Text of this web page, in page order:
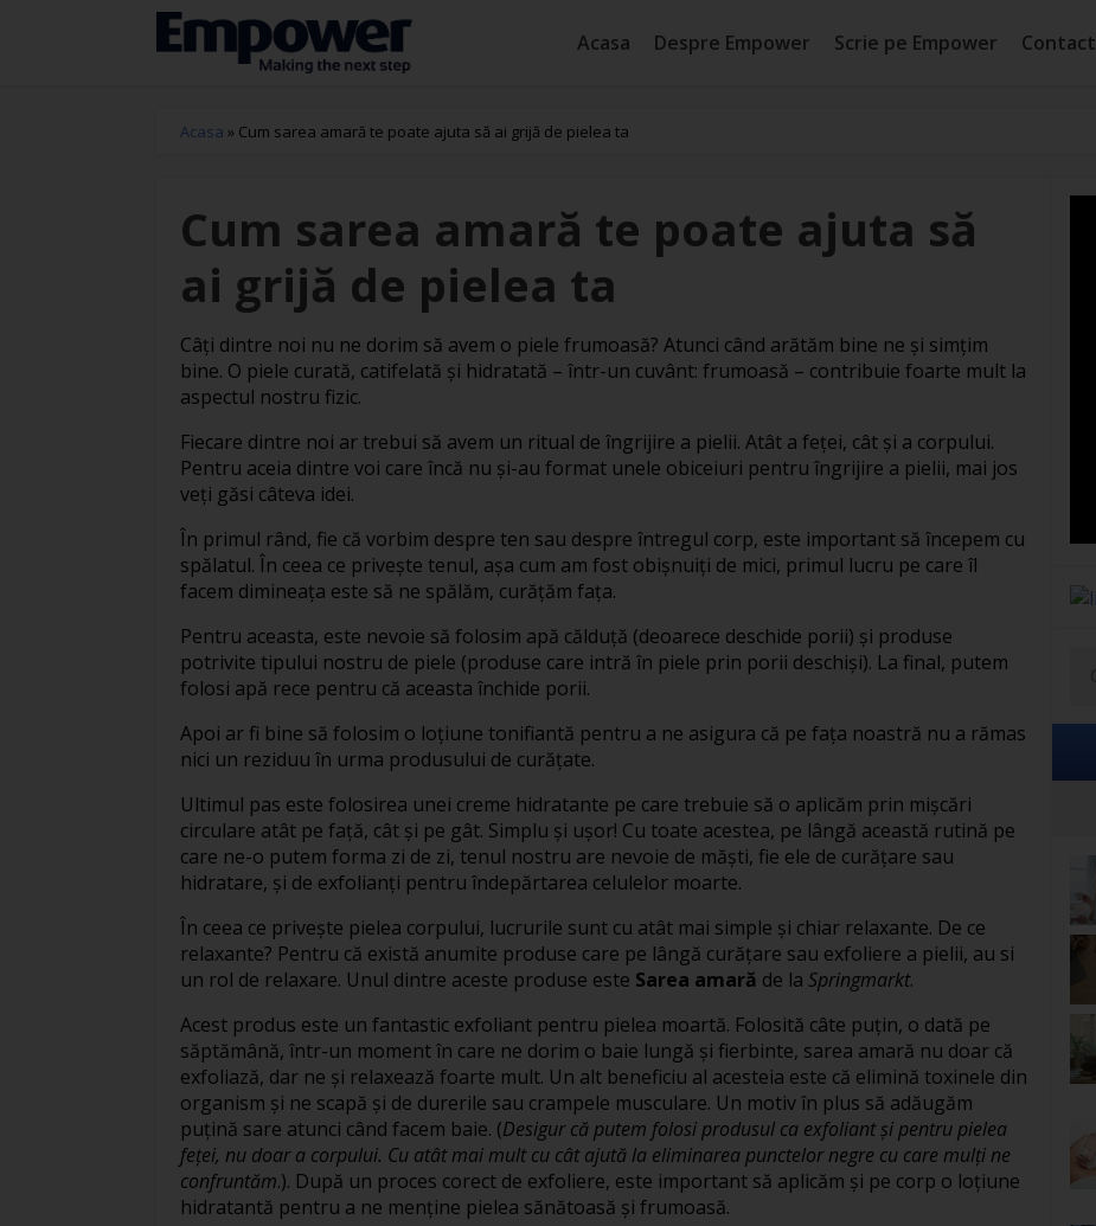
Acasa Despre Empower Scrie pe Empower Contact
Acasa » Cum sarea amară te poate ajuta să ai grijă de pielea ta
Cum sarea amară te poate ajuta să
ai grijă de pielea ta
Câți dintre noi nu ne dorim să avem o piele frumoasă? Atunci când arătăm bine ne și simțim
bine. O piele curată, catifelată și hidratată – într-un cuvânt: frumoasă – contribuie foarte mult la
aspectul nostru fizic.
Fiecare dintre noi ar trebui să avem un ritual de îngrijire a pielii. Atât a feței, cât și a corpului.
Pentru aceia dintre voi care încă nu și-au format unele obiceiuri pentru îngrijire a pielii, mai jos
veți găsi câteva idei.
În primul rând, fie că vorbim despre ten sau despre întregul corp, este important să începem cu
spălatul. În ceea ce privește tenul, așa cum am fost obișnuiți de mici, primul lucru pe care îl
facem dimineața este să ne spălăm, curățăm fața.
Pentru aceasta, este nevoie să folosim apă călduță (deoarece deschide porii) și produse
potrivite tipului nostru de piele (produse care intră în piele prin porii deschiși). La final, putem
folosi apă rece pentru că aceasta închide porii.
Apoi ar fi bine să folosim o loțiune tonifiantă pentru a ne asigura că pe fața noastră nu a rămas
nici un reziduu în urma produsului de curățate.
Ultimul pas este folosirea unei creme hidratante pe care trebuie să o aplicăm prin mișcări
circulare atât pe față, cât și pe gât. Simplu și ușor! Cu toate acestea, pe lângă această rutină pe
care ne-o putem forma zi de zi, tenul nostru are nevoie de măști, fie ele de curățare sau
hidratare, și de exfolianți pentru îndepărtarea celulelor moarte.
În ceea ce privește pielea corpului, lucrurile sunt cu atât mai simple și chiar relaxante. De ce
relaxante? Pentru că există anumite produse care pe lângă curățare sau exfoliere a pielii, au si
un rol de relaxare. Unul dintre aceste produse este Sarea amară de la Springmarkt.
Acest produs este un fantastic exfoliant pentru pielea moartă. Folosită câte puțin, o dată pe
săptămână, într-un moment în care ne dorim o baie lungă și fierbinte, sarea amară nu doar că
exfoliază, dar ne și relaxează foarte mult. Un alt beneficiu al acesteia este că elimină toxinele din
organism și ne scapă și de durerile sau crampele musculare. Un motiv în plus să adăugăm
puțină sare atunci când facem baie. (Desigur că putem folosi produsul ca exfoliant și pentru pielea
feței, nu doar a corpului. Cu atât mai mult cu cât ajută la eliminarea punctelor negre cu care mulți ne
confruntăm.). După un proces corect de exfoliere, este important să aplicăm și pe corp o loțiune
hidratantă pentru a ne menține pielea sănătoasă și frumoasă.